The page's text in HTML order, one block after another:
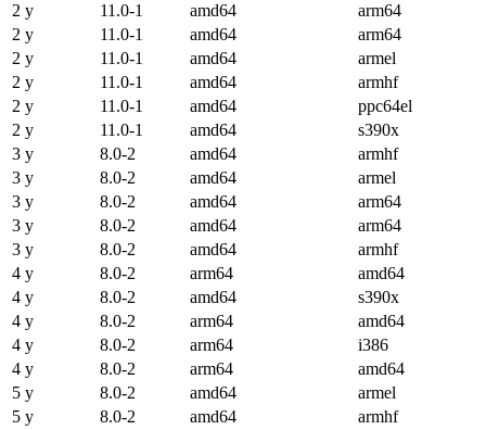
2 y
11.0-1 amd64
arm64
2 y
11.0-1 amd64
arm64
2 y
11.0-1 amd64
armel
2 y
11.0-1 amd64
armhf
2 y
11.0-1 amd64
ppc64el
2 y
11.0-1 amd64
s390x
3 y
8.0-2 amd64
armhf
3 y
8.0-2 amd64
armel
3 y
8.0-2 amd64
arm64
3 y
8.0-2 amd64
arm64
3 y
8.0-2 amd64
armhf
4 y
8.0-2 arm64
amd64
4 y
8.0-2 amd64
s390x
4 y
8.0-2 arm64
amd64
4 y
8.0-2 arm64
i386
4 y
8.0-2 arm64
amd64
5 y
8.0-2 amd64
armel
5 y
8.0-2 amd64
armhf